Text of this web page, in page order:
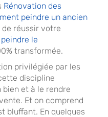
Rénovation des
peindre un ancien
réussir votre
peindre le
transformée.
privilégiée par les
discipline
et à le rendre
Et on comprend
bluffant. En quelques